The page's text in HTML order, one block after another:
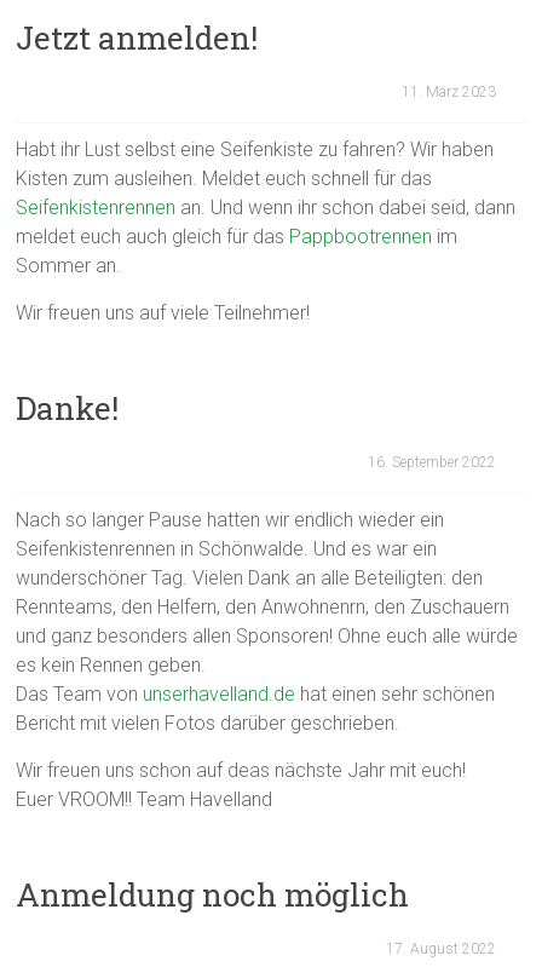
Jetzt anmelden!
11. März 2023
Habt ihr Lust selbst eine Seifenkiste zu fahren? Wir haben
Kisten zum ausleihen. Meldet euch schnell für das
Seifenkistenrennen an. Und wenn ihr schon dabei seid, dann
meldet euch auch gleich für das Pappbootrennen im
Sommer an.
Wir freuen uns auf viele Teilnehmer!
Danke!
16. September 2022
Nach so langer Pause hatten wir endlich wieder ein
Seifenkistenrennen in Schönwalde. Und es war ein
wunderschöner Tag. Vielen Dank an alle Beteiligten: den
Rennteams, den Helfern, den Anwohnenrn, den Zuschauern
und ganz besonders allen Sponsoren! Ohne euch alle würde
es kein Rennen geben.
Das Team von unserhavelland.de hat einen sehr schönen
Bericht mit vielen Fotos darüber geschrieben.
Wir freuen uns schon auf deas nächste Jahr mit euch!
Euer VROOM!! Team Havelland
Anmeldung noch möglich
17. August 2022